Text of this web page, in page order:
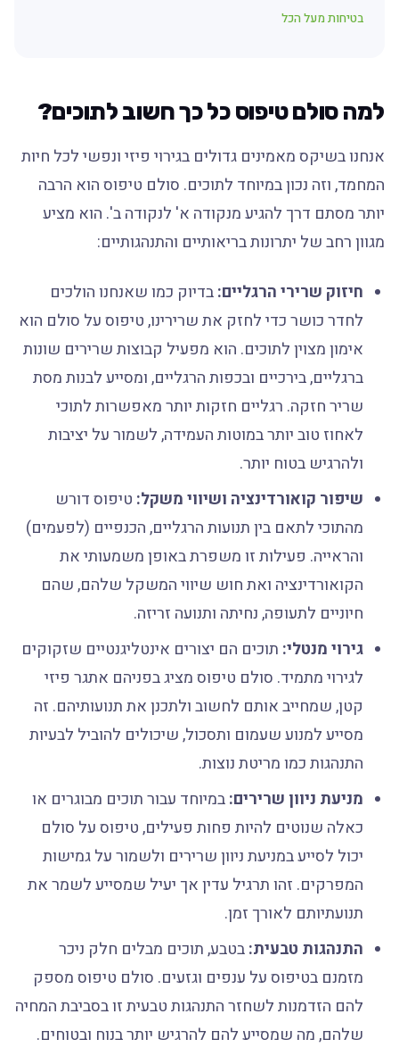
בטיחות מעל הכל
למה סולם טיפוס כל כך חשוב לתוכים?
אנחנו בשיקס מאמינים גדולים בגירוי פיזי ונפשי לכל חיות
המחמד, וזה נכון במיוחד לתוכים. סולם טיפוס הוא הרבה
יותר מסתם דרך להגיע מנקודה א' לנקודה ב'. הוא מציע
מגוון רחב של יתרונות בריאותיים והתנהגותיים:
חיזוק שרירי הרגליים:בדיוק כמו שאנחנו הולכים
לחדר כושר כדי לחזק את שרירינו, טיפוס על סולם הוא
אימון מצוין לתוכים. הוא מפעיל קבוצות שרירים שונות
ברגליים, בירכיים ובכפות הרגליים, ומסייע לבנות מסת
שריר חזקה. רגליים חזקות יותר מאפשרות לתוכי
לאחוז טוב יותר במוטות העמידה, לשמור על יציבות
ולהרגיש בטוח יותר.
שיפור קואורדינציה ושיווי משקל:טיפוס דורש
מהתוכי לתאם בין תנועות הרגליים, הכנפיים (לפעמים)
והראייה. פעילות זו משפרת באופן משמעותי את
הקואורדינציה ואת חוש שיווי המשקל שלהם, שהם
חיוניים לתעופה, נחיתה ותנועה זריזה.
גירוי מנטלי:תוכים הם יצורים אינטליגנטיים שזקוקים
לגירוי מתמיד. סולם טיפוס מציג בפניהם אתגר פיזי
קטן, שמחייב אותם לחשוב ולתכנן את תנועותיהם. זה
מסייע למנוע שעמום ותסכול, שיכולים להוביל לבעיות
התנהגות כמו מריטת נוצות.
מניעת ניוון שרירים:במיוחד עבור תוכים מבוגרים או
כאלה שנוטים להיות פחות פעילים, טיפוס על סולם
יכול לסייע במניעת ניוון שרירים ולשמור על גמישות
המפרקים. זהו תרגיל עדין אך יעיל שמסייע לשמר את
תנועתיותם לאורך זמן.
התנהגות טבעית:בטבע, תוכים מבלים חלק ניכר
מזמנם בטיפוס על ענפים וגזעים. סולם טיפוס מספק
להם הזדמנות לשחזר התנהגות טבעית זו בסביבת המחיה
שלהם, מה שמסייע להם להרגיש יותר בנוח ובטוחים.